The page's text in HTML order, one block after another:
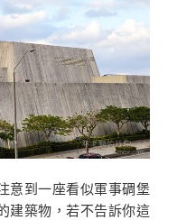
意到一座看似軍事碉堡
建築物，若不告訴你這